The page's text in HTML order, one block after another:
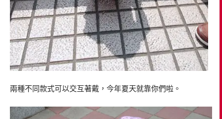
兩種不同款式可以交互著戴，今年夏天就靠你們啦。